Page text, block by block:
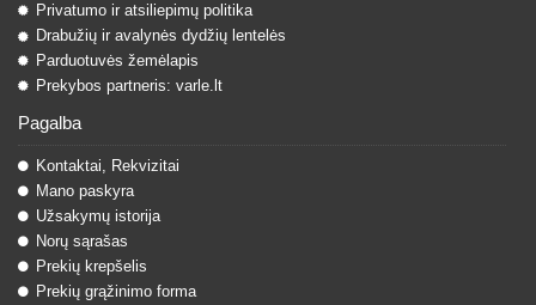
Privatumo ir atsiliepimų politika
Drabužių ir avalynės dydžių lentelės
Parduotuvės žemėlapis
Prekybos partneris: varle.lt
Pagalba
Kontaktai, Rekvizitai
Mano paskyra
Užsakymų istorija
Norų sąrašas
Prekių krepšelis
Prekių grąžinimo forma